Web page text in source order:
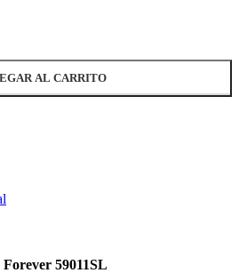
59011SL cantidad
AL CARRITO
59011SL